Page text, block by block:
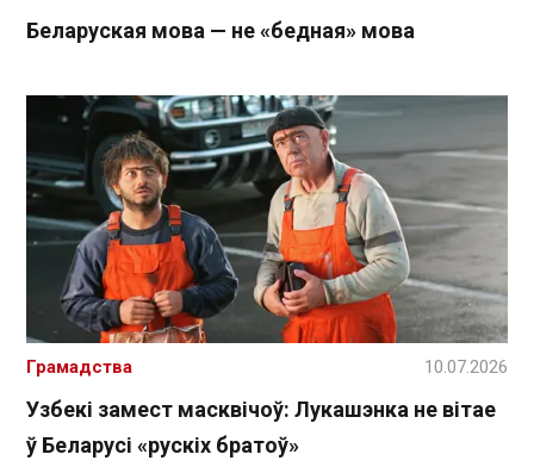
Беларуская мова — не «бедная» мова
Узбекі замест масквічоў: Лукашэнка не вітае
ў Беларусі «рускіх братоў»
Грамадства 10.07.2026